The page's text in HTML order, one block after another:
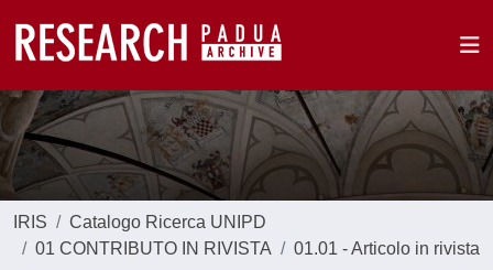
IRIS
Catalogo Ricerca UNIPD
01 CONTRIBUTO IN RIVISTA
01.01 - Articolo in rivista